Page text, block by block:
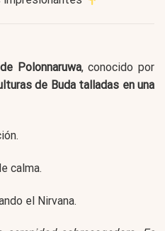
Polonnaruwa, conocido por
de Buda talladas en una
calma.
el Nirvana.